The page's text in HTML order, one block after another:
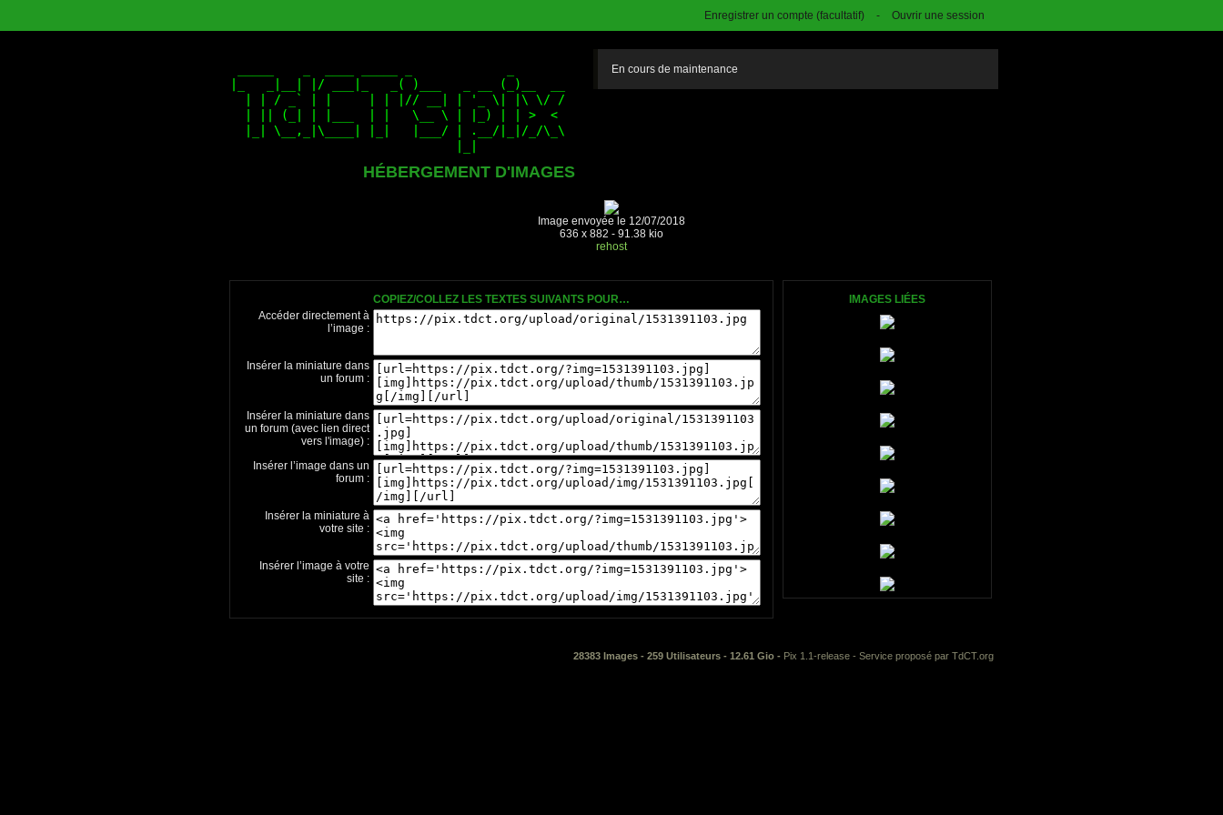
Enregistrer un compte (facultatif) - Ouvrir une session
HÉBERGEMENT D'IMAGES
En cours de maintenance
Image envoyée le 12/07/2018
636 x 882 - 91.38 kio
rehost
COPIEZ/COLLEZ LES TEXTES SUIVANTS POUR…
Accéder directement à
l’image :
Insérer la miniature dans
un forum :
Insérer la miniature dans
un forum (avec lien direct
vers l'image) :
Insérer l’image dans un
forum :
Insérer la miniature à
votre site :
Insérer l’image à votre
site :
IMAGES LIÉES
28383 Images - 259 Utilisateurs - 12.61 Gio - Pix 1.1-release - Service proposé par TdCT.org